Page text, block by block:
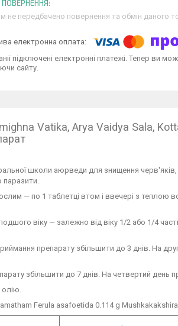
не передбачено повернення та обмін даного
підключені електронні платежі. Тепер ви
сайту.
Vatika, Arya Vaidya Sala,
школи аюрведи для знищення черв'яків,
паразити.
— по 1 таблетці втом і ввечері з теплою
віку — залежно від віку 1/2 або 1/4
препарату збільшити до 3 днів. На
збільшити до 7 днів. На четвертий день
Ferula asafoetida 0.114 g